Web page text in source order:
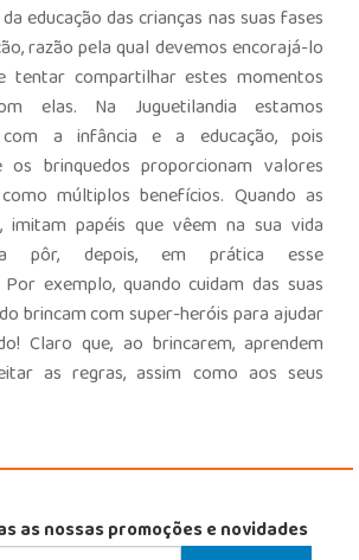
educação das crianças nas suas fases
razão pela qual devemos encorajá-lo
tentar compartilhar estes momentos
elas. Na Juguetilandia estamos
com a infância e a educação, pois
os brinquedos proporcionam valores
múltiplos benefícios. Quando as
imitam papéis que vêem na sua vida
pôr, depois, em prática esse
exemplo, quando cuidam das suas
brincam com super-heróis para ajudar
Claro que, ao brincarem, aprendem
as regras, assim como aos seus
as nossas promoções e novidades